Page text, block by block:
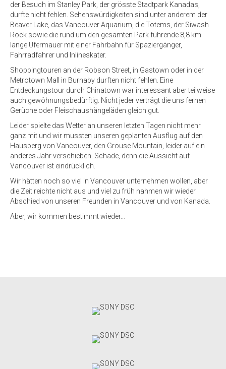
der Besuch im Stanley Park, der grösste Stadtpark Kanadas,
durfte nicht fehlen. Sehenswürdigkeiten sind unter anderem der
Beaver Lake, das Vancouver Aquarium, die Totems, der Siwash
Rock sowie die rund um den gesamten Park führende 8,8 km
lange Ufermauer mit einer Fahrbahn für Spaziergänger,
Fahrradfahrer und Inlineskater.
Shoppingtouren an der Robson Street, in Gastown oder in der
Metrotown Mall in Burnaby durften nicht fehlen. Eine
Entdeckungstour durch Chinatown war interessant aber teilweise
auch gewöhnungsbedürftig. Nicht jeder verträgt die uns fernen
Gerüche oder Fleischaushängeläden gleich gut.
Leider spielte das Wetter an unseren letzten Tagen nicht mehr
ganz mit und wir mussten unseren geplanten Ausflug auf den
Hausberg von Vancouver, den Grouse Mountain, leider auf ein
anderes Jahr verschieben. Schade, denn die Aussicht auf
Vancouver ist eindrücklich.
Wir hätten noch so viel in Vancouver unternehmen wollen, aber
die Zeit reichte nicht aus und viel zu früh nahmen wir wieder
Abschied von unseren Freunden in Vancouver und von Kanada.
Aber, wir kommen bestimmt wieder…